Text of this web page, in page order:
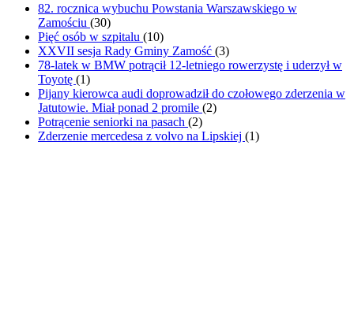
82. rocznica wybuchu Powstania Warszawskiego w
Zamościu (30)
Pięć osób w szpitalu (10)
XXVII sesja Rady Gminy Zamość (3)
78-latek w BMW potrącił 12-letniego rowerzystę i uderzył w
Toyotę (1)
Pijany kierowca audi doprowadził do czołowego zderzenia w
Jatutowie. Miał ponad 2 promile (2)
Potrącenie seniorki na pasach (2)
Zderzenie mercedesa z volvo na Lipskiej (1)